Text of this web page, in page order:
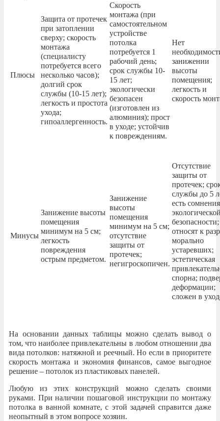
Плюсы
Защита от протечек
при затоплении
сверху; скорость
монтажа
(специалисту
потребуется всего
несколько часов);
долгий срок
службы (10-15 лет);
легкость и простота
ухода;
гипоаллергенность.
Скорость
монтажа (при
самостоятельном
устройстве
потолка
потребуется 1
рабочий день;
срок службы 10-
15 лет;
экологически
безопасен
(изготовлен из
алюминия); прост
в уходе; устойчив
к повреждениям.
Нет
занижении
высоты
помещения;
легкость и
скорость
Минусы
Занижение высоты
помещения
минимум на 5 см;
легкость
повреждения
острым предметом.
Занижение
высоты
помещения
минимум на 5 см;
отсутствие
защиты от
протечек;
негигроскопичен.
Отсутствие
защиты от
протечек;
службы до 5
есть
безопасности;
относят к
морально
устаревших;
эстетическая
спорна;
деформации;
сложен в
На основании данных таблицы можно сделать вывод о
том, что наиболее привлекательны в любом отношении два
вида потолков: натяжной и реечный. Но если в приоритете
скорость монтажа и экономия финансов, самое выгодное
решение – потолок из пластиковых панелей.
Любую из этих конструкций можно сделать своими
руками. При наличии пошаговой инструкции по монтажу
потолка в ванной комнате, с этой задачей справится даже
неопытный в этом вопросе хозяин.